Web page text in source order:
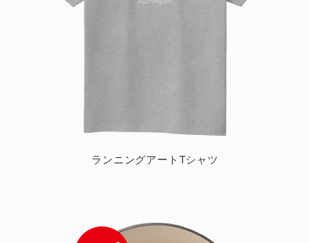
ランニングアートTシャツ